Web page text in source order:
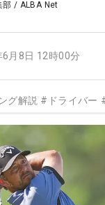
部 / ALBA Net
6月8日 12時00分
グ解説 # ドライバー